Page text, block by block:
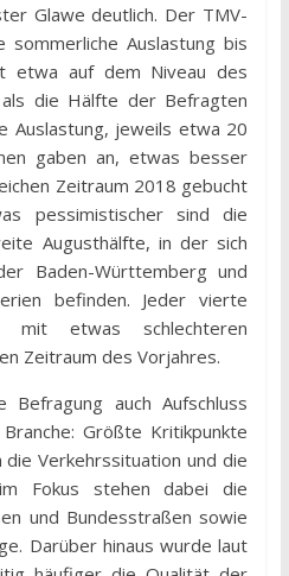
Glawe deutlich. Der TMV-
Auslastung bis
etwa auf dem Niveau des
die Hälfte der Befragten
Auslastung, jeweils etwa 20
gaben an, etwas besser
Zeitraum 2018 gebucht
pessimistischer sind die
Augusthälfte, in der sich
Baden-Württemberg und
befinden. Jeder vierte
mit etwas schlechteren
Zeitraum des Vorjahres.
Befragung auch Aufschluss
Größte Kritikpunkte
Verkehrssituation und die
Fokus stehen dabei die
und Bundesstraßen sowie
Darüber hinaus wurde laut